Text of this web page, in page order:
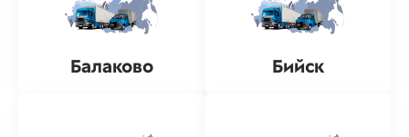
Балаково Бийск